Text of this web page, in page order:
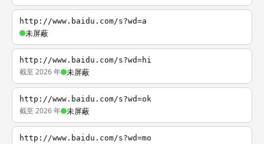
http://www.baidu.com/s?wd=a
未屏蔽
http://www.baidu.com/s?wd=hi
截至 2026 年 未屏蔽
http://www.baidu.com/s?wd=ok
截至 2026 年 未屏蔽
http://www.baidu.com/s?wd=mo